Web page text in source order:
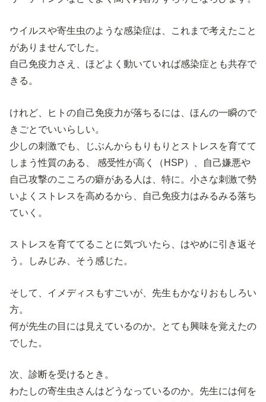
ウイルスや寄生虫のような感染症は、これまで考えたこと
がありませんでした。
自己免疫力さえ、ほどよく動いていれば感染症とも共存で
きる。
けれど、ヒトの自己免疫力が落ちるには、ほんの一瞬ので
きごとでいいらしい。
少しの刺激でも、じぶんからもりもりとストレスを育てて
しまう性質のある、 感受性が高く（HSP）、自己嫌悪や
自己攻撃のこころの癖がある人は、特に。小さな刺激で勢
いよくストレスを高めるから、自己免疫力はみるみる落ち
ていく。
ストレスを育ててることに気づいたら、はやめに引き返そ
う。しみじみ、そう感じた。
そして、イメディスもすごいが、先生もかなりおもしろい
方。
何が先生の目には見えているのか。とても興味を覚えたの
でした。
次、診断を受けるとき。
わたしの寄生虫さんはどうなっているのか。先生には何を